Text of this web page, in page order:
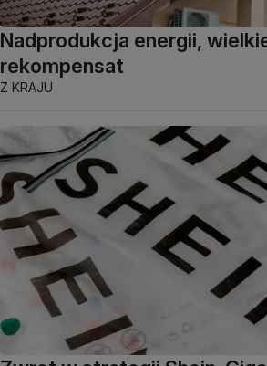
Nadprodukcja energii,
rekompensat
Z KRAJU